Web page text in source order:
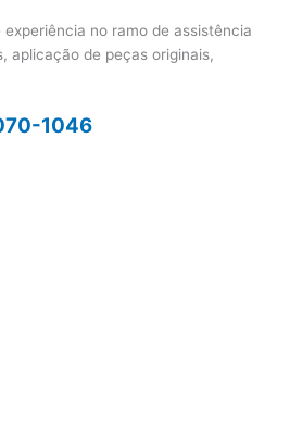
no ramo de assistência
aplicação de peças originais,
1046